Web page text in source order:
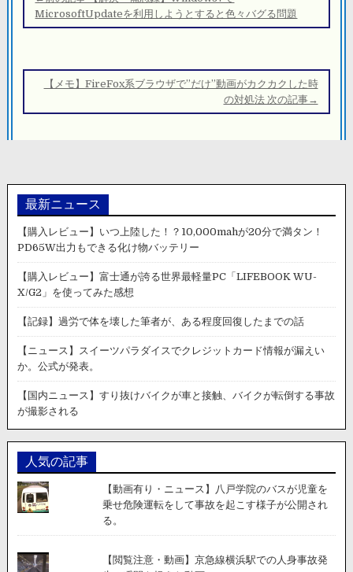
ナ
ー
MicrosoftUpdateを利用しようとすると色々バグる問題
【メモ】FireFox系ブラウザで”だけ”動画がカクカクした時
の対処法 次の記事→
最新ニュース
【購入レビュー】いつ上陸した！？10,000mahが20分で満タン！
PD65W出力もできる化け物バッテリー
【購入レビュー】富士通が誇る世界最軽量PC「LIFEBOOK WU-
X/G2」を使ってみた感想
【記録】過労で体を壊した筆者が、ある程度回復したまでの話
【ニュース】スイーツパラダイスでクレジットカード情報が漏えい
か。公式が発表。
【国内ニュース】すり抜けバイクが車と接触、バイクが転倒する事故
が撮影される
人気の記事
【動画有り・ニュース】八戸学院のバスが児童を
乗せ危険運転をして事故を起こす様子が公開され
る。
【閲覧注意・動画】京急線横浜駅での人身事故発